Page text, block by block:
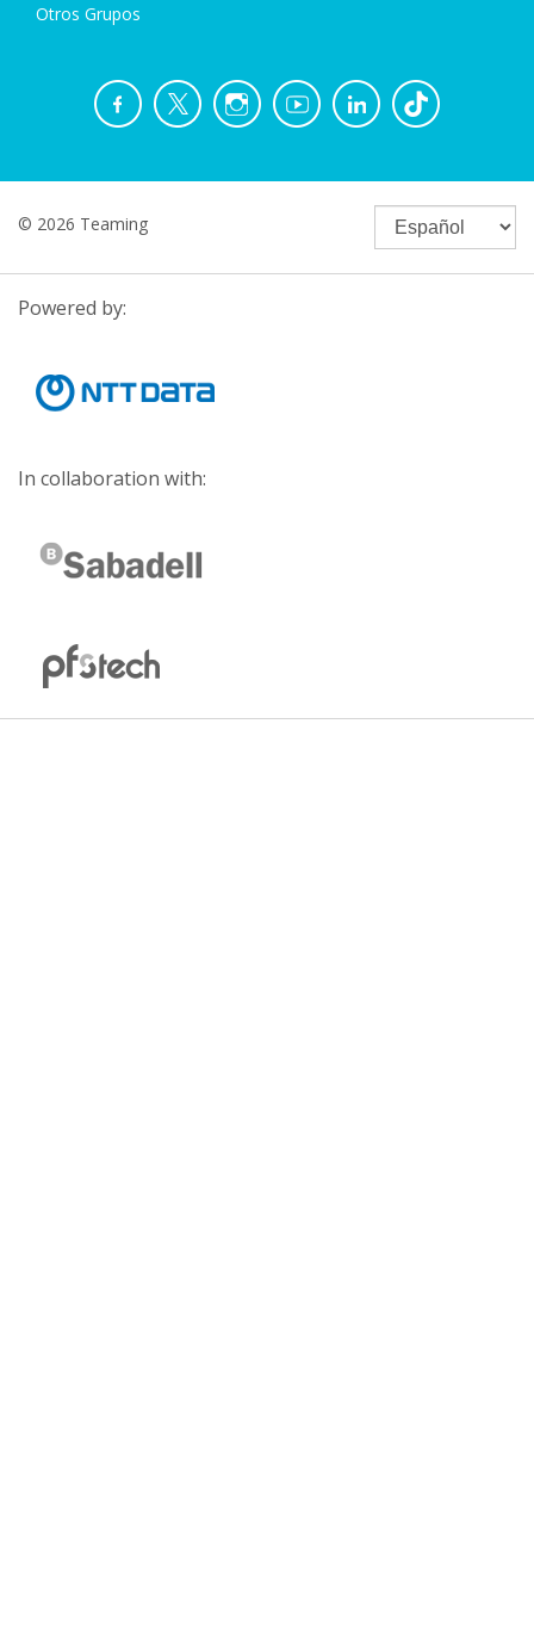
Otros Grupos
© 2026 Teaming
Powered by:
In collaboration with: